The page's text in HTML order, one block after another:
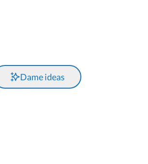
Dame ideas